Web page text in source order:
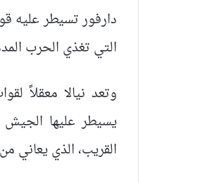
دارفور تسيطر عليه
التي تغذي الحرب
وتعد نيالا معقلاً
يسيطر عليها
القريب، الذي يعاني